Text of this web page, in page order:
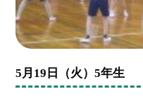
5月19日（火）5年生